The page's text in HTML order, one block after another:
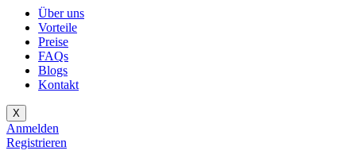
Über uns
Vorteile
Preise
FAQs
Blogs
Kontakt
X
Anmelden
Registrieren